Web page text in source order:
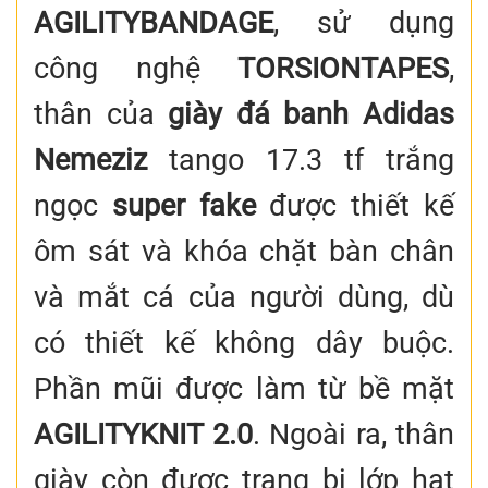
AGILITYBANDAGE, sử dụng
công nghệ TORSIONTAPES,
thân của giày đá banh Adidas
Nemeziztango 17.3 tf trắng
ngọc super fakeđược thiết kế
ôm sát và khóa chặt bàn chân
và mắt cá của người dùng, dù
có thiết kế không dây buộc.
Phần mũi được làm từ bề mặt
AGILITYKNIT 2.0. Ngoài ra, thân
giày còn được trang bị lớp hạt